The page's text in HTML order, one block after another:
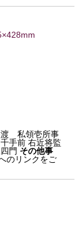
私領壱所事
手前 右近将監
門 その他事
のリンクをご